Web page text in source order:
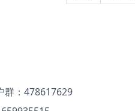
：478617629